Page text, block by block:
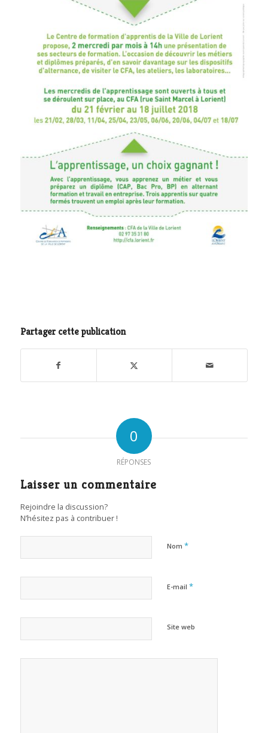
Partager cette publication
0
RÉPONSES
Laisser un commentaire
Rejoindre la discussion?
N’hésitez pas à contribuer !
Nom *
E-mail *
Site web